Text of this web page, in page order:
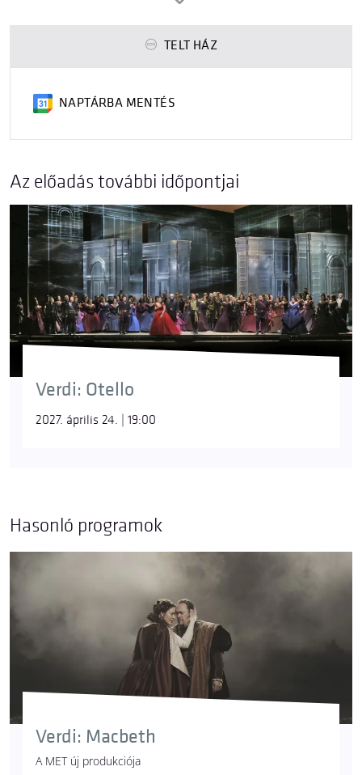
TELT HÁZ
NAPTÁRBA MENTÉS
Az előadás további időpontjai
Verdi: Otello
2027. április 24. | 19:00
Hasonló programok
Verdi: Macbeth
A MET új produkciója